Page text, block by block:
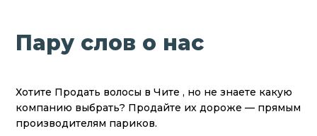
Пару слов о нас
Хотите Продать волосы в Чите , но не знаете какую
компанию выбрать? Продайте их дороже — прямым
производителям париков.